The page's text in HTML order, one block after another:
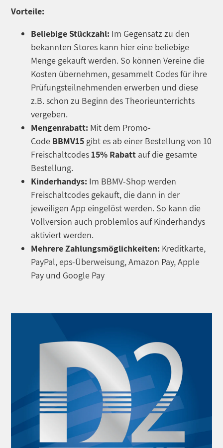
Vorteile:
Beliebige Stückzahl: Im Gegensatz zu den
bekannten Stores kann hier eine beliebige
Menge gekauft werden. So können Vereine die
Kosten übernehmen, gesammelt Codes für ihre
Prüfungsteilnehmenden erwerben und diese
z.B. schon zu Beginn des Theorieunterrichts
vergeben.
Mengenrabatt: Mit dem Promo-
Code BBMV15 gibt es ab einer Bestellung von 10
Freischaltcodes15% Rabatt auf die gesamte
Bestellung.
Kinderhandys: Im BBMV-Shop werden
Freischaltcodes gekauft, die dann in der
jeweiligen App eingelöst werden. So kann die
Vollversion auch problemlos auf Kinderhandys
aktiviert werden.
Mehrere Zahlungsmöglichkeiten: Kreditkarte,
PayPal, eps-Überweisung, Amazon Pay, Apple
Pay und Google Pay